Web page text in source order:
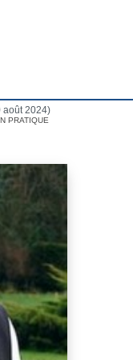
PRATIQUE
août 2024)